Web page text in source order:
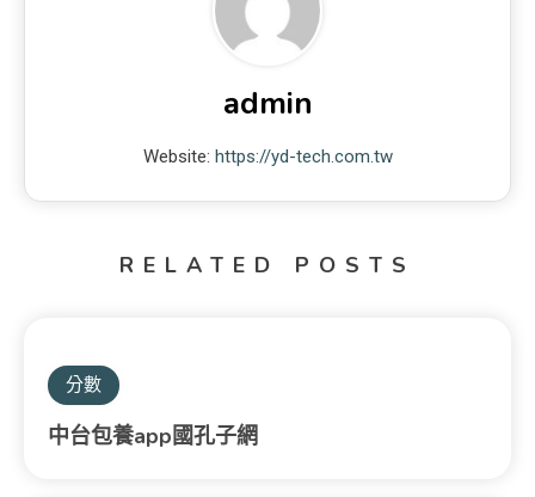
admin
Website: https://yd-tech.com.tw
RELATED POSTS
分數
中台包養app國孔子網